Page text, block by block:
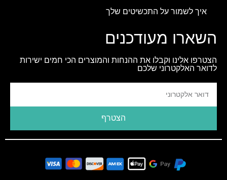
איך לשמור על התכשיטים שלך
השארו מעודכנים
הצטרפו אלינו וקבלו את ההנחות והמוצרים הכי חמים ישירות
לדואר האלקטרוני שלכם
הצטרף